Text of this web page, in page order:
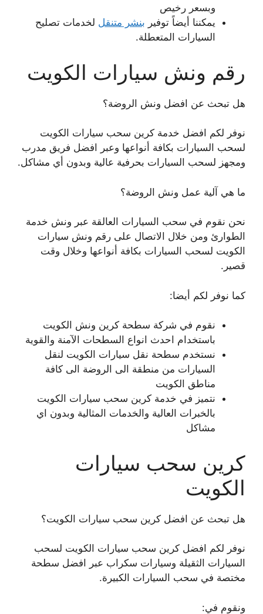
وبسعر رخيص
يمكننا أيضاً توفير بنشر متنقل لخدمات تصليح
السيارات المتعطلة.
رقم ونش سيارات الكويت
هل تبحث عن افضل ونش الروضة؟
نوفر لكم افضل خدمة كرين سحب سيارات الكويت
لسحب السيارات بكافة أنواعها وعبر افضل فريق مدرب
ومجهز لسحب السيارات بحرفية عالية وبدون أي مشاكل.
ما هي آلية عمل ونش الروضة؟
نحن نقوم في سحب السيارات العالقة عبر ونش خدمة
الطوارئ ومن خلال الاتصال على رقم ونش سيارات
الكويت لسحب السيارات بكافة أنواعها وخلال وقت
قصير.
كما نوفر لكم أيضا:
نقوم في شركة سطحة كرين ونش الكويت
باستخدام احدث انواع السطحات الآمنة والقوية
نستخدم سطحة نقل سيارات الكويت لنقل
السيارات من منطقة الى الروضة الى كافة
مناطق الكويت
نتميز في خدمة كرين سحب سيارات الكويت
بالخبرات العالية والخدمات المثالية وبدون اي
مشاكل
كرين سحب سيارات
الكويت
هل تبحث عن افضل كرين سحب سيارات الكويت؟
نوفر لكم افضل كرين سحب سيارات الكويت لسحب
السيارات الثقيلة وسيارات سكراب عبر افضل سطحة
مختصة في سحب السيارات الكبيرة.
ونقوم في: